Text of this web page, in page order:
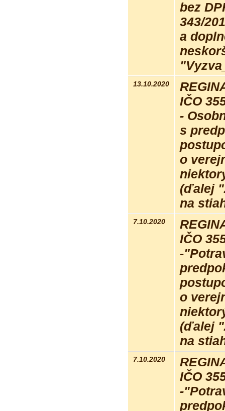
bez
343/
a
13.10.2020
IČO
-
s
o
(ďalej
na
7.10.2020
IČO
-
o
(ďalej
na
7.10.2020
IČO
-